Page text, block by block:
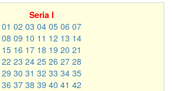
Seria I
01 02 03 04 05 06 07
08 09 10 11 12 13 14
15 16 17 18 19 20 21
22 23 24 25 26 27 28
29 30 31 32 33 34 35
36 37 38 39 40 41 42